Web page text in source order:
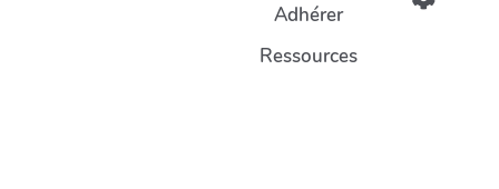
Adhérer
Ressources